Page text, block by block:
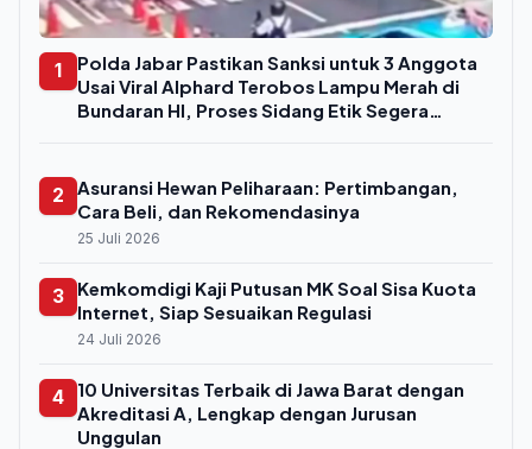
1
Polda Jabar Pastikan Sanksi untuk 3 Anggota
Usai Viral Alphard Terobos Lampu Merah di
Bundaran HI, Proses Sidang Etik Segera
2
Asuransi Hewan Peliharaan: Pertimbangan,
Cara Beli, dan Rekomendasinya
25 Juli 2026
3
Kemkomdigi Kaji Putusan MK Soal Sisa Kuota
Internet, Siap Sesuaikan Regulasi
24 Juli 2026
4
10 Universitas Terbaik di Jawa Barat dengan
Akreditasi A, Lengkap dengan Jurusan
Unggulan